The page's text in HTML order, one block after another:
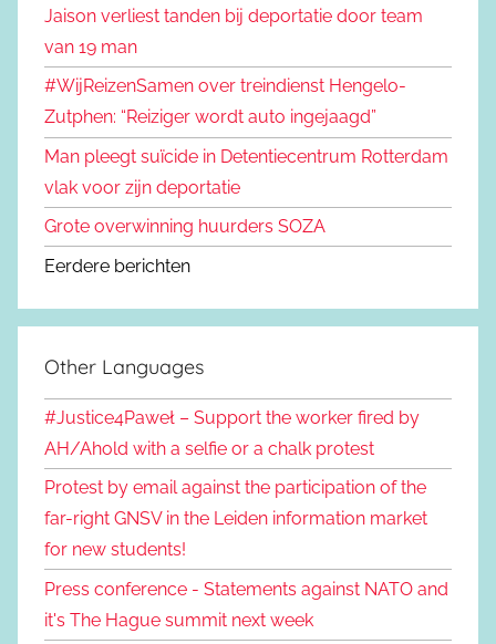
Jaison verliest tanden bij deportatie door team
van 19 man
#WijReizenSamen over treindienst Hengelo-
Zutphen: “Reiziger wordt auto ingejaagd”
Man pleegt suïcide in Detentiecentrum Rotterdam
vlak voor zijn deportatie
Grote overwinning huurders SOZA
Eerdere berichten
Other Languages
#Justice4Paweł – Support the worker fired by
AH/Ahold with a selfie or a chalk protest
Protest by email against the participation of the
far-right GNSV in the Leiden information market
for new students!
Press conference - Statements against NATO and
it's The Hague summit next week